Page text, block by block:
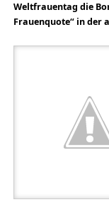
Weltfrauentag die
Frauenquote“ in der